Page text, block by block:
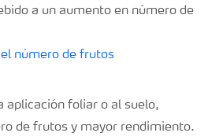
a un aumento en número de
aplicación foliar o al suelo,
de frutos y mayor rendimiento.